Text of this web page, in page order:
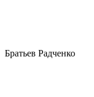
Братьев Радченко